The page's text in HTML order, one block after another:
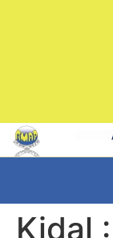
Kidal :